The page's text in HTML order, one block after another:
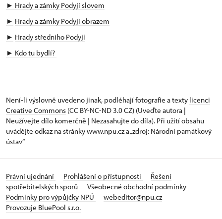
► Hrady a zámky Podyjí slovem
► Hrady a zámky Podyjí obrazem
► Hrady středního Podyjí
► Kdo tu bydlí?
Není-li výslovně uvedeno jinak, podléhají fotografie a texty licenci
Creative Commons (CC BY-NC-ND 3.0 CZ) (Uveďte autora |
Neužívejte dílo komerčně | Nezasahujte do díla). Při užití obsahu
uvádějte odkaz na stránky www.npu.cz a „zdroj: Národní památkový
ústav“
Právní ujednání Prohlášení o přístupnosti
Řešení
spotřebitelských sporů
Všeobecné obchodní podmínky
Podmínky pro výpůjčky NPÚ
webeditor@npu.cz
Provozuje BluePool s.r.o.